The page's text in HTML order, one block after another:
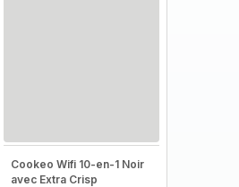
Cookeo Wifi 10-en-1 Noir
avec Extra Crisp